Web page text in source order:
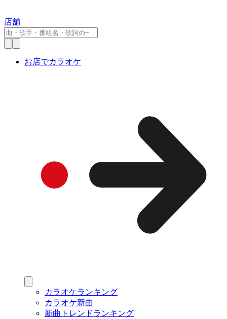
店舗
お店でカラオケ
カラオケランキング
カラオケ新曲
新曲トレンドランキング